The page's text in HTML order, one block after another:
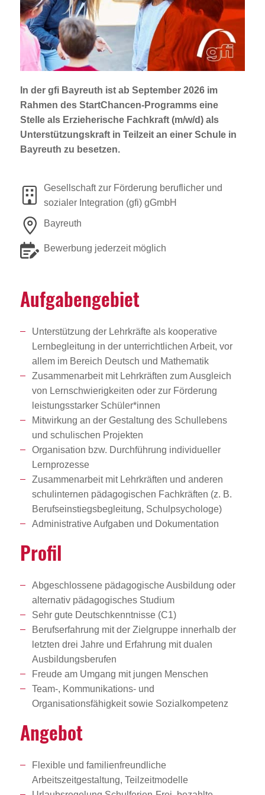
Jobportal
Presse und Medien
bbw e. V.
Karriere
Presse
News Archiv
In der gfi Bayreuth ist ab September 2026 im
Rahmen des StartChancen-Programmseine
Stelle als Erzieherische Fachkraft (m/w/d)als
Unterstützungskraft in Teilzeit an einer Schule in
Bayreuth zu besetzen.
Gesellschaft zur Förderung beruflicher und
sozialer Integration (gfi) gGmbH
Bayreuth
Bewerbung jederzeit möglich
Aufga­ben­ge­biet
Unterstützung der Lehrkräfte als kooperative
Lernbegleitung in der unterrichtlichen Arbeit, vor
allem im Bereich Deutsch und Mathematik
Zusammenarbeit mit Lehrkräften zum Ausgleich
von Lernschwierigkeiten oder zur Förderung
leistungsstarker Schüler*innen
Mitwirkung an der Gestaltung des Schullebens
und schulischen Projekten
Organisation bzw. Durchführung individueller
Lernprozesse
Zusammenarbeit mit Lehrkräften und anderen
schulinternen pädagogischen Fachkräften (z. B.
Berufseinstiegsbegleitung, Schulpsychologe)
Administrative Aufgaben und Dokumentation
Profil
Abgeschlossene pädagogische Ausbildung oder
alternativ pädagogisches Studium
Sehr gute Deutschkenntnisse (C1)
Berufserfahrung mit der Zielgruppe innerhalb der
letzten drei Jahre und Erfahrung mit dualen
Ausbildungsberufen
Freude am Umgang mit jungen Menschen
Team-, Kommunikations- und
Organisationsfähigkeit sowie Sozialkompetenz
Angebot
Flexible und familienfreundliche
Arbeitszeitgestaltung, Teilzeitmodelle